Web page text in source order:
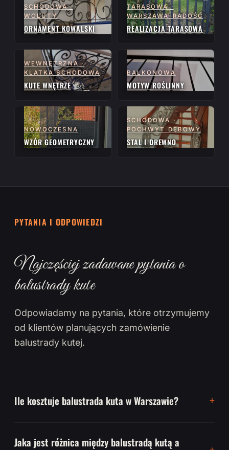
SCHODOWA ·
WOLUTY
ORNAMENT KOWALSKI
TARASOWA ·
WARSZAWA-RADOŚĆ
REALIZACJA TARASOWA
WEWNĘTRZNA ·
KLATKA SCHODOWA
KUTE WNĘTRZE
BALKONOWA
MOTYW ROŚLINNY
NOWOCZESNA
WZÓR GEOMETRYCZNY
SCHODOWA ·
POCHWYT DĘBOWY
STAL I DREWNO
PYTANIA I ODPOWIEDZI
Najczęściej zadawane pytania o
balustrady kute
Odpowiadamy na pytania, które otrzymujemy
od klientów planujących zamówienie
balustrady kutej.
Ile kosztuje balustrada kuta w Warszawie?
Jaka jest różnica między balustradą kutą a